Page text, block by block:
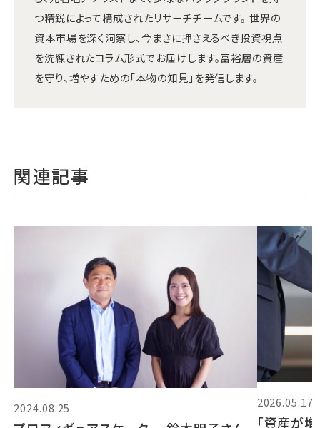
つ精鋭によって構成されたリサーチチームです。 世界の
資本市場を深く洞察し、今まさに押さえるべき投資視点
を洗練されたコラム形式でお届けします。富裕層の資産
を守り、増やすための「本物の知見」を発信します。
関連記事
2024.08.25 2026.05.17
「資産が